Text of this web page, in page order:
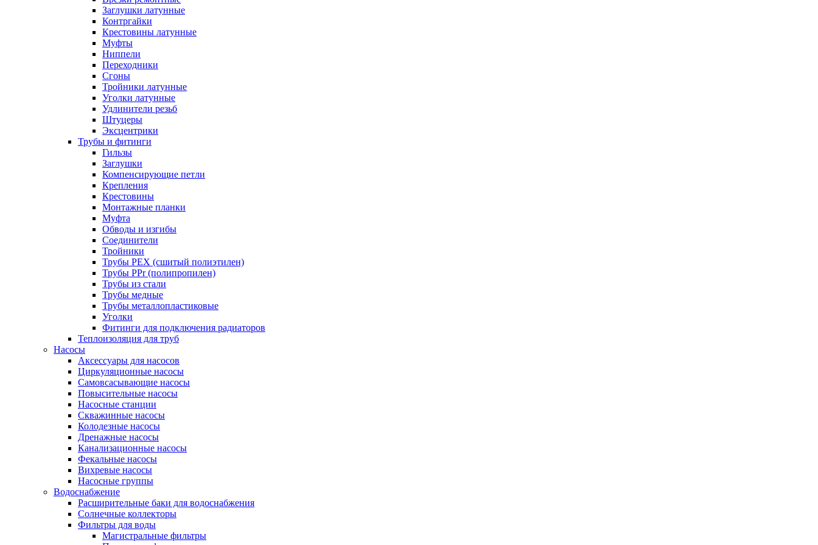
Заглушки латунные
Контргайки
Крестовины латунные
Муфты
Ниппели
Переходники
Сгоны
Тройники латунные
Уголки латунные
Удлинители резьб
Штуцеры
Эксцентрики
Трубы и фитинги
Гильзы
Заглушки
Компенсирующие петли
Крепления
Крестовины
Монтажные планки
Муфта
Обводы и изгибы
Соединители
Тройники
Трубы PEX (сшитый полиэтилен)
Трубы PPr (полипропилен)
Трубы из стали
Трубы медные
Трубы металлопластиковые
Уголки
Фитинги для подключения радиаторов
Теплоизоляция для труб
Насосы
Аксессуары для насосов
Циркуляционные насосы
Самовсасывающие насосы
Повысительные насосы
Насосные станции
Скважинные насосы
Колодезные насосы
Дренажные насосы
Канализационные насосы
Фекальные насосы
Вихревые насосы
Насосные группы
Водоснабжение
Расширительные баки для водоснабжения
Солнечные коллекторы
Фильтры для воды
Магистральные фильтры